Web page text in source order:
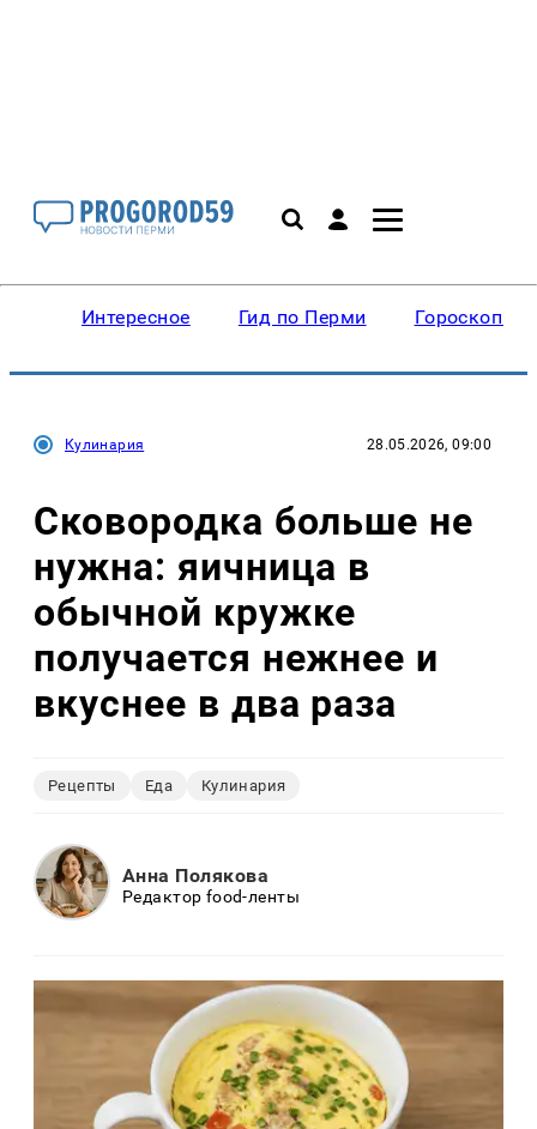
Интересное Гид по Перми Гороскопы
Кулинария 28.05.2026, 09:00
Сковородка больше не
нужна: яичница в
обычной кружке
получается нежнее и
вкуснее в два раза
Рецепты Еда Кулинария
Анна Полякова
Редактор food-ленты